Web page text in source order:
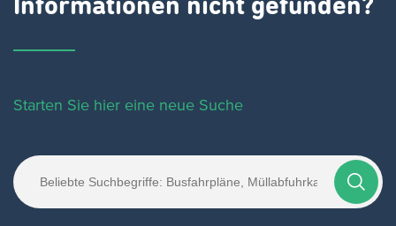
Informationen nicht gefunden?
Starten Sie hier eine neue Suche